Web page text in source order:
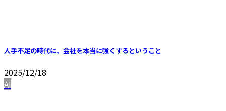
人手不足の時代に、会社を本当に強くするということ
2025/12/18
AI